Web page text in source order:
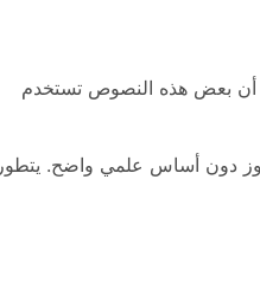
أن بعض هذه النصوص تستخدم
دون أساس علمي واضح. يتطور